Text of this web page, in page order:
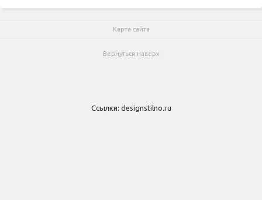
Карта сайта
Вернуться наверх
Ссылки: designstilno.ru